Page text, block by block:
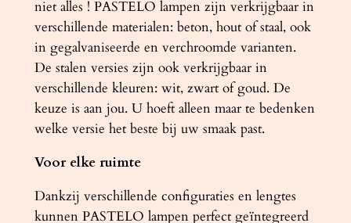
niet alles ! PASTELO lampen zijn verkrijgbaar in
verschillende materialen: beton, hout of staal, ook
in gegalvaniseerde en verchroomde varianten.
De stalen versies zijn ook verkrijgbaar in
verschillende kleuren: wit, zwart of goud. De
keuze is aan jou. U hoeft alleen maar te bedenken
welke versie het beste bij uw smaak past.
Voor elke ruimte
Dankzij verschillende configuraties en lengtes
kunnen PASTELO lampen perfect geïntegreerd